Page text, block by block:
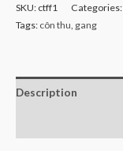
SKU: ctff1 Categories:
Tags: côn thu gang
Description